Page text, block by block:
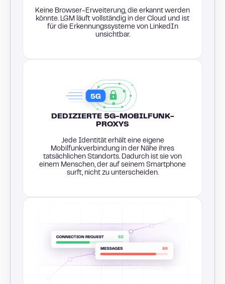
Keine Browser-Erweiterung, die erkannt werden
könnte. LGM läuft vollständig in der Cloud und ist
für die Erkennungssysteme von LinkedIn
unsichtbar.
DEDIZIERTE 5G-MOBILFUNK-
PROXYS
Jede Identität erhält eine eigene
Mobilfunkverbindung in der Nähe ihres
tatsächlichen Standorts. Dadurch ist sie von
einem Menschen, der auf seinem Smartphone
surft, nicht zu unterscheiden.